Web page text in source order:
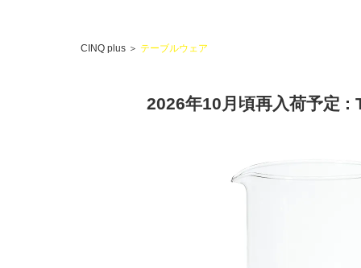
CINQ plus ＞ テーブルウェア
2026年10月頃再入荷予定